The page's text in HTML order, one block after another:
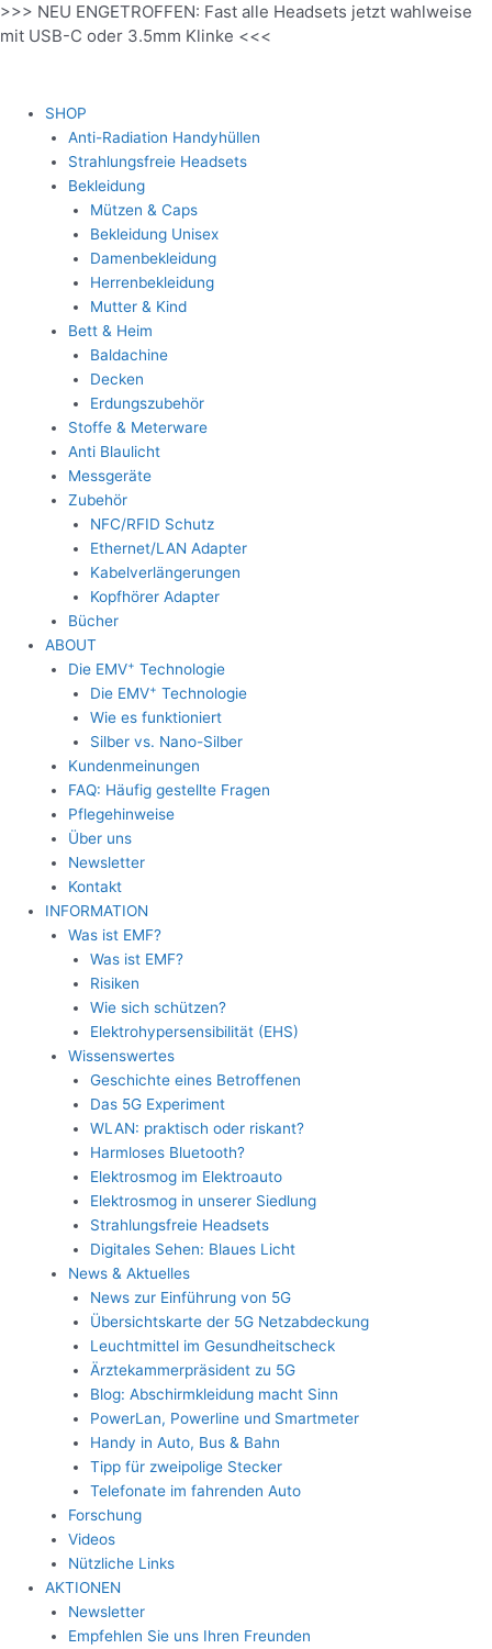
Zum
Inhalt
>>> NEU ENGETROFFEN: Fast alle Headsets jetzt wahlweise
mit USB-C oder 3.5mm Klinke <<<
SHOP
Anti-Radiation Handyhüllen
Strahlungsfreie Headsets
Bekleidung
Mützen & Caps
Bekleidung Unisex
Damenbekleidung
Herrenbekleidung
Mutter & Kind
Bett & Heim
Baldachine
Decken
Erdungszubehör
Stoffe & Meterware
Anti Blaulicht
Messgeräte
Zubehör
NFC/RFID Schutz
Ethernet/LAN Adapter
Kabelverlängerungen
Kopfhörer Adapter
Bücher
ABOUT
Die EMV+ Technologie
Die EMV+ Technologie
Wie es funktioniert
Silber vs. Nano-Silber
Kundenmeinungen
FAQ: Häufig gestellte Fragen
Pflegehinweise
Über uns
Newsletter
Kontakt
INFORMATION
Was ist EMF?
Was ist EMF?
Risiken
Wie sich schützen?
Elektrohypersensibilität (EHS)
Wissenswertes
Geschichte eines Betroffenen
Das 5G Experiment
WLAN: praktisch oder riskant?
Harmloses Bluetooth?
Elektrosmog im Elektroauto
Elektrosmog in unserer Siedlung
Strahlungsfreie Headsets
Digitales Sehen: Blaues Licht
News & Aktuelles
News zur Einführung von 5G
Übersichtskarte der 5G Netzabdeckung
Leuchtmittel im Gesundheitscheck
Ärztekammerpräsident zu 5G
Blog: Abschirmkleidung macht Sinn
PowerLan, Powerline und Smartmeter
Handy in Auto, Bus & Bahn
Tipp für zweipolige Stecker
Telefonate im fahrenden Auto
Forschung
Videos
Nützliche Links
AKTIONEN
Newsletter
Empfehlen Sie uns Ihren Freunden